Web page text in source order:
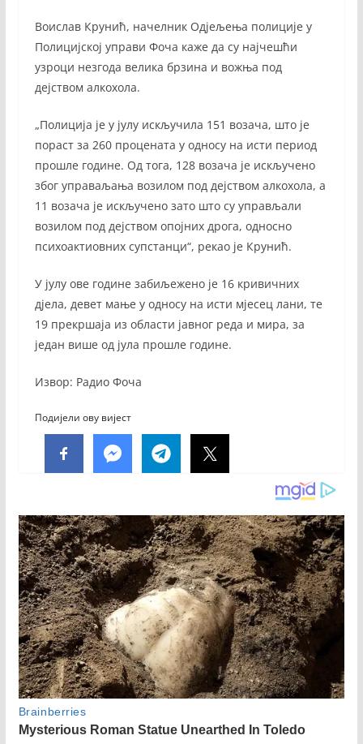
Воислав Крунић, начелник Одјељења полиције у
Полицијској управи Фоча каже да су најчешћи
узроци незгода велика брзина и вожња под
дејством алкохола.
„Полиција је у јулу искључила 151 возача, што је
пораст за 260 процената у односу на исти период
прошле године. Од тога, 128 возача је искључено
због управаљања возилом под дејством алкохола, а
11 возача је искључено зато што су управљали
возилом под дејством опојних дрога, односно
психоактиовних супстанци“, рекао је Крунић.
У јулу ове године забиљежено је 16 кривичних
дјела, девет мање у односу на исти мјесец лани, те
19 прекршаја из области јавног реда и мира, за
један више од јула прошле године.
Извор: Радио Фоча
Подијели ову вијест